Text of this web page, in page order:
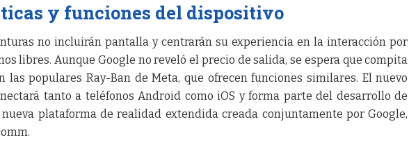
y funciones del dispositivo
no incluirán pantalla y centrarán su experiencia en la interacción por
libres. Aunque Google no reveló el precio de salida, se espera que compita
las populares Ray-Ban de Meta, que ofrecen funciones similares. El nuevo
tanto a teléfonos Android como iOS y forma parte del desarrollo de
plataforma de realidad extendida creada conjuntamente por Google,